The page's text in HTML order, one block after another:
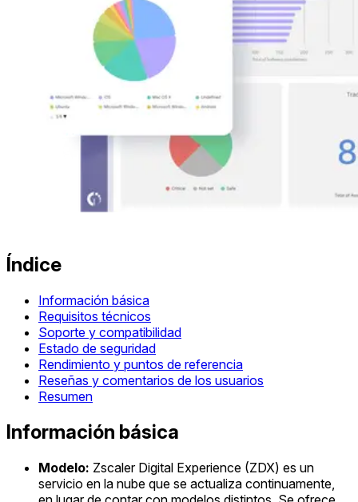
Índice
Información básica
Requisitos técnicos
Soporte y compatibilidad
Estado de seguridad
Rendimiento y puntos de referencia
Reseñas y comentarios de los usuarios
Resumen
Información básica
Modelo: Zscaler Digital Experience (ZDX) es un
servicio en la nube que se actualiza continuamente,